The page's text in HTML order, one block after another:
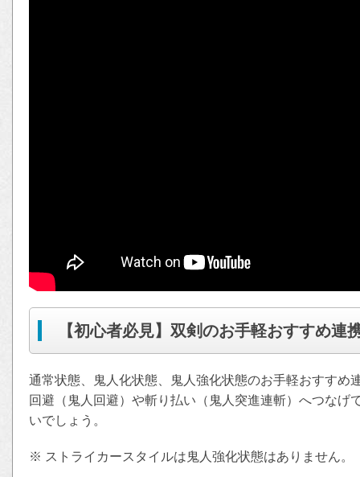
【初心者必見】双剣のお手軽おすすめ連
通常状態、鬼人化状態、鬼人強化状態のお手軽おすすめ
回避（鬼人回避）や斬り払い（鬼人突進連斬）へつなげ
いでしょう。
※ ストライカースタイルは鬼人強化状態はありません。